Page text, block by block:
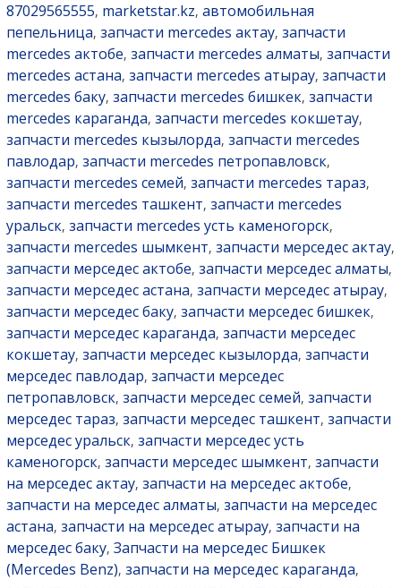
87029565555, marketstar.kz, автомобильная
пепельница, запчасти mercedes актау, запчасти
mercedes актобе, запчасти mercedes алматы, запчасти
mercedes астана, запчасти mercedes атырау, запчасти
mercedes баку, запчасти mercedes бишкек, запчасти
mercedes караганда, запчасти mercedes кокшетау,
запчасти mercedes кызылорда, запчасти mercedes
павлодар, запчасти mercedes петропавловск,
запчасти mercedes семей, запчасти mercedes тараз,
запчасти mercedes ташкент, запчасти mercedes
уральск, запчасти mercedes усть каменогорск,
запчасти mercedes шымкент, запчасти мерседес актау,
запчасти мерседес актобе, запчасти мерседес алматы,
запчасти мерседес астана, запчасти мерседес атырау,
запчасти мерседес баку, запчасти мерседес бишкек,
запчасти мерседес караганда, запчасти мерседес
кокшетау, запчасти мерседес кызылорда, запчасти
мерседес павлодар, запчасти мерседес
петропавловск, запчасти мерседес семей, запчасти
мерседес тараз, запчасти мерседес ташкент, запчасти
мерседес уральск, запчасти мерседес усть
каменогорск, запчасти мерседес шымкент, запчасти
на мерседес актау, запчасти на мерседес актобе,
запчасти на мерседес алматы, запчасти на мерседес
астана, запчасти на мерседес атырау, запчасти на
мерседес баку, Запчасти на мерседес Бишкек
(Mercedes Benz), запчасти на мерседес караганда,